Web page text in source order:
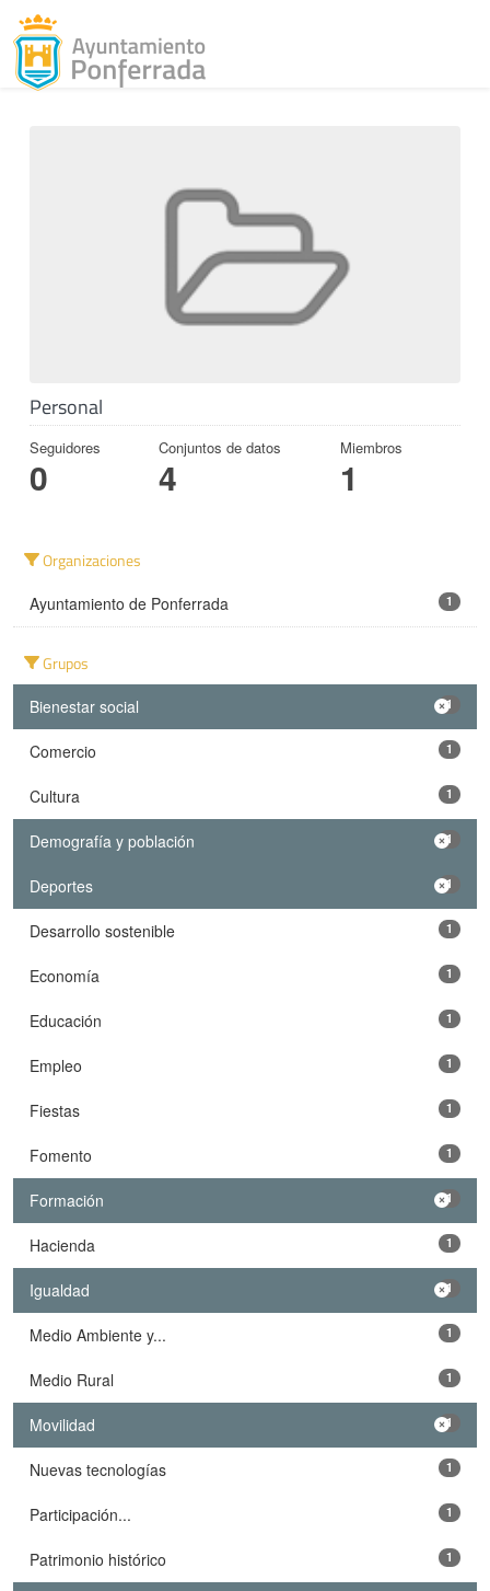
Personal
Seguidores
0
Conjuntos de datos
4
Miembros
1
Organizaciones
Ayuntamiento de Ponferrada 1
Grupos
Bienestar social 1
Comercio 1
Cultura 1
Demografía y población 1
Deportes 1
Desarrollo sostenible 1
Economía 1
Educación 1
Empleo 1
Fiestas 1
Fomento 1
Formación 1
Hacienda 1
Igualdad 1
Medio Ambiente y... 1
Medio Rural 1
Movilidad 1
Nuevas tecnologías 1
Participación... 1
Patrimonio histórico 1